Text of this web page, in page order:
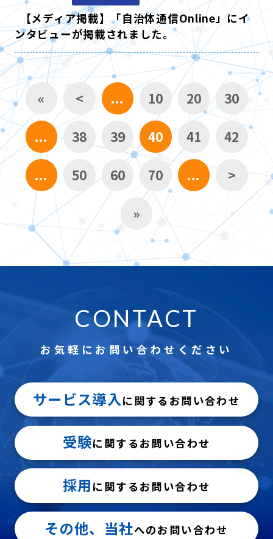
【メディア掲載】「自治体通信Online」にイ
ンタビューが掲載されました。
« < ... 10 20 30
... 38 39 40 41 42
... 50 60 70 ... >
»
CONTACT
お気軽にお問い合わせください
サービス導入に関するお問い合わせ
受験に関するお問い合わせ
採用 に関するお問い合わせ
その他、当社へのお問い合わせ